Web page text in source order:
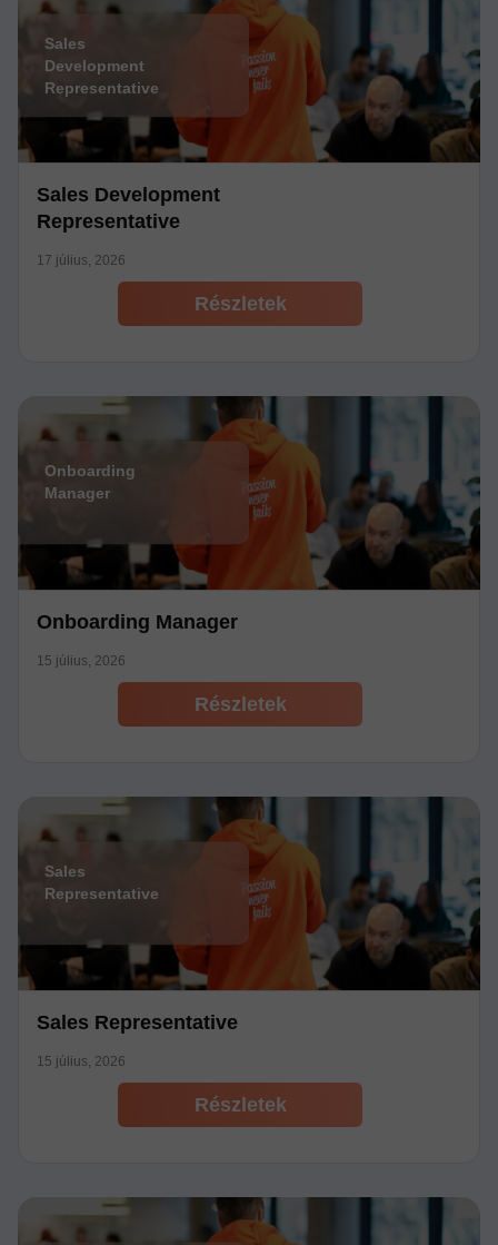
Sales
Development
Representative
Sales Development
Representative
17 július, 2026
Részletek
Onboarding
Manager
Onboarding Manager
15 július, 2026
Részletek
Sales
Representative
Sales Representative
15 július, 2026
Részletek